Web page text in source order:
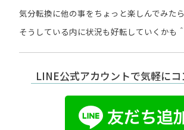
気分転換に他の事をちょっと楽しんでみたら
そうしている内に状況も好転していくかも
LINE公式アカウントで気軽にコ